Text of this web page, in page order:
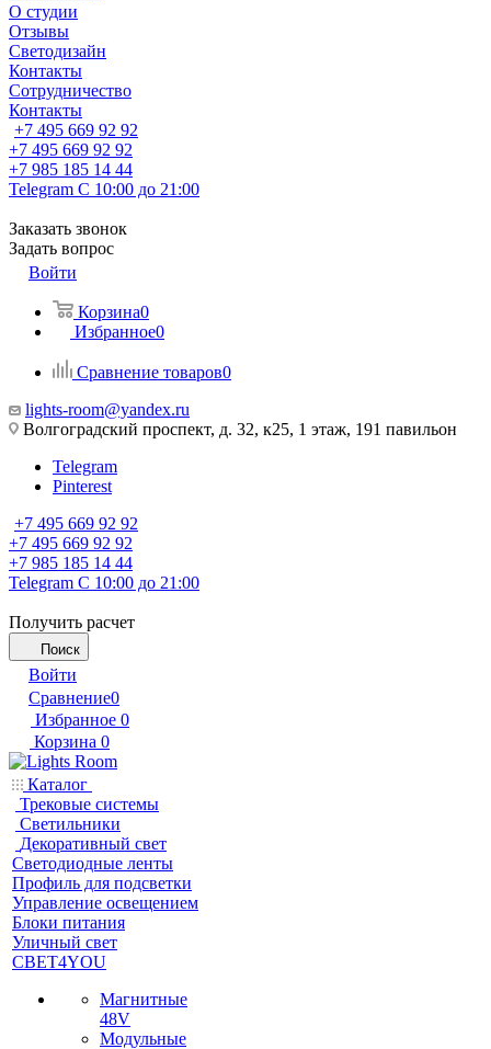
О студии
Отзывы
Светодизайн
Контакты
Сотрудничество
Контакты
+7 495 669 92 92
+7 495 669 92 92
+7 985 185 14 44
Telegram С 10:00 до 21:00
Заказать звонок
Задать вопрос
Войти
Корзина0
Избранное0
Сравнение товаров0
lights-room@yandex.ru
Волгоградский проспект, д. 32, к25, 1 этаж, 191 павильон
Telegram
Pinterest
+7 495 669 92 92
+7 495 669 92 92
+7 985 185 14 44
Telegram С 10:00 до 21:00
Получить расчет
Поиск
Войти
Сравнение0
Избранное 0
Корзина 0
Каталог
Трековые системы
Светильники
Декоративный свет
Светодиодные ленты
Профиль для подсветки
Управление освещением
Блоки питания
Уличный свет
СВЕТ4YOU
Магнитные
48V
Модульные